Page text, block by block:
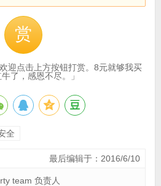
赏
迎点击上方按钮打赏。8元就够我买
了，感恩不尽。」
全
最后编辑于：2016/6/10
team 负责人